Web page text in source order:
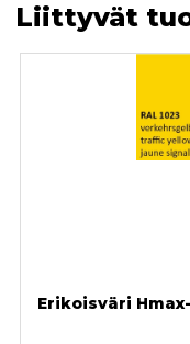
Liittyvät
Erikoisväri